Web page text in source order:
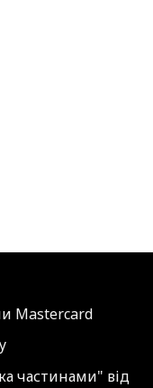
Mastercard
частинами" від